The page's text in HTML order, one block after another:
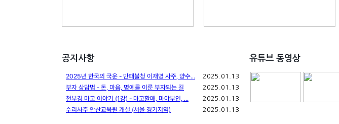
공지사항
2025년 한국의 국운 - 만패불청 이재명 사주, 양수... 2025.01.13
부자 상담법 - 돈, 마음, 명예를 이룬 부자되는 길 2025.01.13
천부경 마고 이야기 (1강) - 마고할매, 마야부인, ... 2025.01.13
수리사주 안산교육원 개설 (서울 경기지역) 2025.01.13
유튜브 동영상